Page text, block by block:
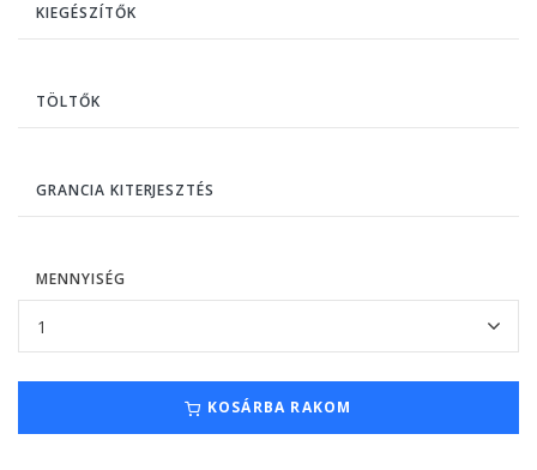
KIEGÉSZÍTŐK
TÖLTŐK
GRANCIA KITERJESZTÉS
MENNYISÉG
KOSÁRBA RAKOM